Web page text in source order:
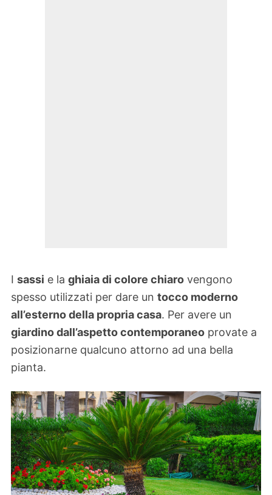
I sassi e la ghiaia di colore chiaro vengono
spesso utilizzati per dare un tocco moderno
all’esterno della propria casa. Per avere un
giardino dall’aspetto contemporaneo provate a
posizionarne qualcuno attorno ad una bella
pianta.